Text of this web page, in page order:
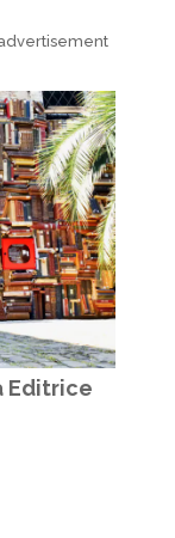
Editrice